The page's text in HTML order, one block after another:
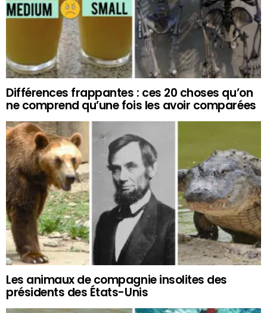
Différences frappantes : ces 20 choses qu’on
ne comprend qu’une fois les avoir comparées
Les animaux de compagnie insolites des
présidents des États-Unis